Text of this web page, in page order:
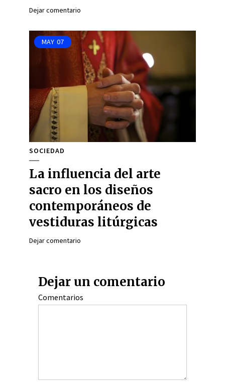
Dejar comentario
MAY 07
SOCIEDAD
La influencia del arte
sacro en los diseños
contemporáneos de
vestiduras litúrgicas
Dejar comentario
Dejar un comentario
Comentarios